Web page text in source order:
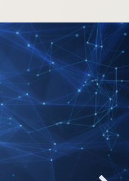
Umwelt
und